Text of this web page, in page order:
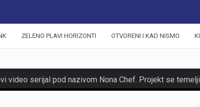
ZELENO PLAVI HORIZONTI OTVORENI I KAD NISMO